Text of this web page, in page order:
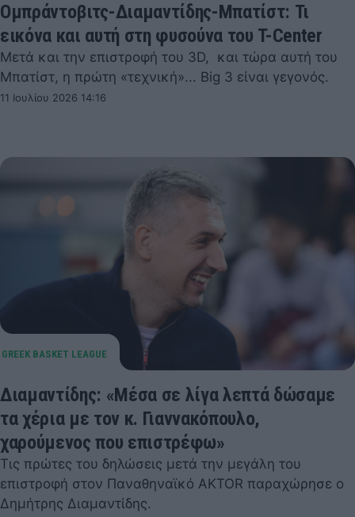
Ομπράντοβιτς-Διαμαντίδης-Μπατίστ: Τι
εικόνα και αυτή στη φυσούνα του T-Center
Μετά και την επιστροφή του 3D, και τώρα αυτή του
Μπατίστ, η πρώτη «τεχνική»... Big 3 είναι γεγονός.
11 Ιουλίου 2026 14:16
Διαμαντίδης: «Μέσα σε λίγα λεπτά δώσαμε
τα χέρια με τον κ. Γιαννακόπουλο,
χαρούμενος που επιστρέφω»
Τις πρώτες του δηλώσεις μετά την μεγάλη του
επιστροφή στον Παναθηναϊκό AKTOR παραχώρησε ο
Δημήτρης Διαμαντίδης.